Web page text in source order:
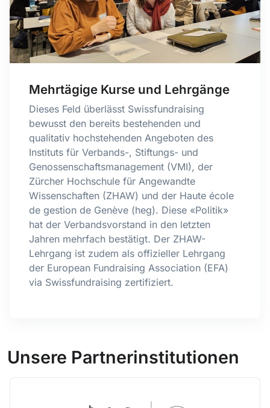
Mehrtägige Kurse und Lehrgänge
Dieses Feld überlässt Swissfundraising
bewusst den bereits bestehenden und
qualitativ hochstehenden Angeboten des
Instituts für Verbands-, Stiftungs- und
Genossenschaftsmanagement (VMI), der
Zürcher Hochschule für Angewandte
Wissenschaften (ZHAW) und der Haute école
de gestion de Genève (heg). Diese «Politik»
hat der Verbandsvorstand in den letzten
Jahren mehrfach bestätigt. Der ZHAW-
Lehrgang ist zudem als offizieller Lehrgang
der European Fundraising Association (EFA)
via Swissfundraising zertifiziert.
Unsere Partnerinstitutionen